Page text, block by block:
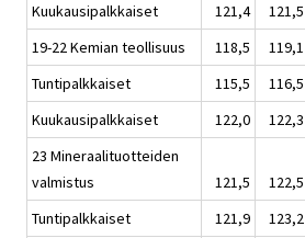
Kuukausipalkkaiset
121,4 121,5
19-22 Kemian teollisuus
118,5 119,1
Tuntipalkkaiset
115,5 116,5
Kuukausipalkkaiset
122,0 122,3
23 Mineraalituotteiden
valmistus
121,5 122,5
Tuntipalkkaiset
121,9 123,2